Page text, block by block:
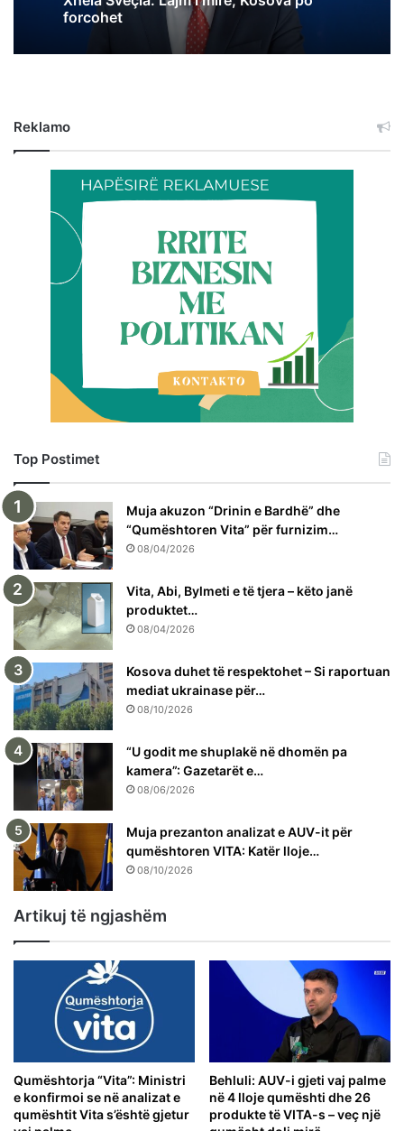
forcohet
Reklamo
Top Postimet
Muja akuzon “Drinin e Bardhë” dhe
“Qumështoren Vita” për furnizim…
08/04/2026
Vita, Abi, Bylmeti e të tjera – këto janë
produktet…
08/04/2026
Kosova duhet të respektohet – Si raportuan
mediat ukrainase për…
08/10/2026
“U godit me shuplakë në dhomën pa
kamera”: Gazetarët e…
08/06/2026
Muja prezanton analizat e AUV-it për
qumështoren VITA: Katër lloje…
08/10/2026
Artikuj të ngjashëm
Qumështorja “Vita”: Ministri
e konfirmoi se në analizat e
qumështit Vita s’është gjetur
Behluli: AUV-i gjeti vaj palme
në 4 lloje qumështi dhe 26
produkte të VITA-s – veç një